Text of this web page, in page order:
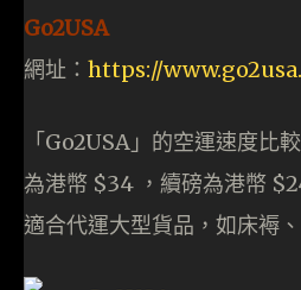
Go2USA
網址： https://
「Go2USA」的空運速度比
為港幣 $34 ，續磅為港幣
適合代運大型貨品，如床褥